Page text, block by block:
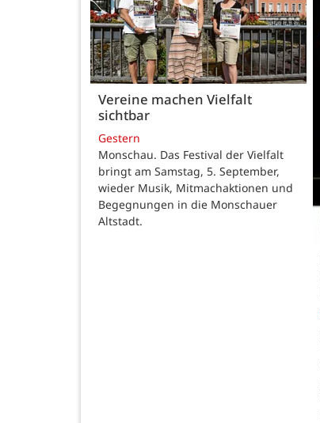
Vereine machen Vielfalt
sichtbar
Gestern
Monschau. Das Festival der Vielfalt
bringt am Samstag, 5. September,
wieder Musik, Mitmachaktionen und
Begegnungen in die Monschauer
Altstadt.